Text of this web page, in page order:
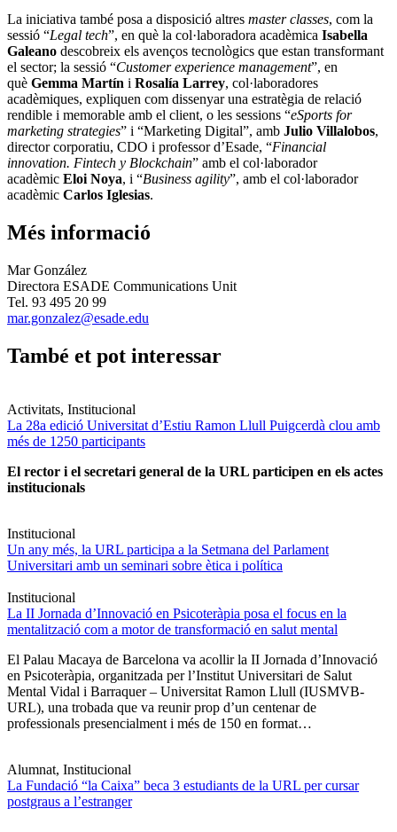
La iniciativa també posa a disposició altres master classes, com la
sessió “Legal tech”, en què la col·laboradora acadèmica Isabella
Galeano descobreix els avenços tecnològics que estan transformant
el sector; la sessió “Customer experience management”, en
què Gemma Martín i Rosalía Larrey, col·laboradores
acadèmiques, expliquen com dissenyar una estratègia de relació
rendible i memorable amb el client, o les sessions “eSports for
marketing strategies” i “Marketing Digital”, amb Julio Villalobos,
director corporatiu, CDO i professor d’Esade, “Financial
innovation. Fintech y Blockchain” amb el col·laborador
acadèmic Eloi Noya, i “Business agility”, amb el col·laborador
acadèmic Carlos Iglesias.
Més informació
Mar González
Directora ESADE Communications Unit
Tel. 93 495 20 99
mar.gonzalez@esade.edu
També et pot interessar
Activitats, Institucional
La 28a edició Universitat d’Estiu Ramon Llull Puigcerdà clou amb
més de 1250 participants
El rector i el secretari general de la URL participen en els actes
institucionals
Institucional
Un any més, la URL participa a la Setmana del Parlament
Universitari amb un seminari sobre ètica i política
Institucional
La II Jornada d’Innovació en Psicoteràpia posa el focus en la
mentalització com a motor de transformació en salut mental
El Palau Macaya de Barcelona va acollir la II Jornada d’Innovació
en Psicoteràpia, organitzada per l’Institut Universitari de Salut
Mental Vidal i Barraquer – Universitat Ramon Llull (IUSMVB-
URL), una trobada que va reunir prop d’un centenar de
professionals presencialment i més de 150 en format…
Alumnat, Institucional
La Fundació “la Caixa” beca 3 estudiants de la URL per cursar
postgraus a l’estranger